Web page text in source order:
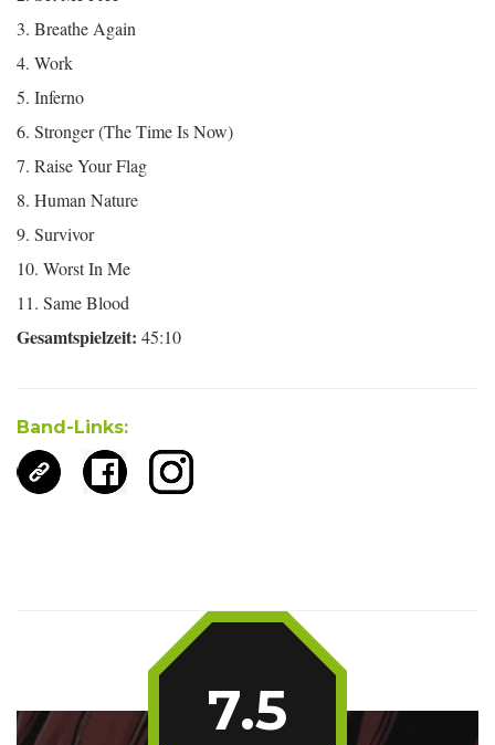
3. Breathe Again
4. Work
5. Inferno
6. Stronger (The Time Is Now)
7. Raise Your Flag
8. Human Nature
9. Survivor
10. Worst In Me
11. Same Blood
Gesamtspielzeit: 45:10
Band-Links:
7.5